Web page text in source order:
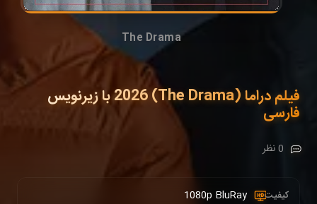
The Drama
فیلم دراما (The Drama) 2026 با زیرنویس
فارسی
0 نظر
کیفیت : 1080p BluRay